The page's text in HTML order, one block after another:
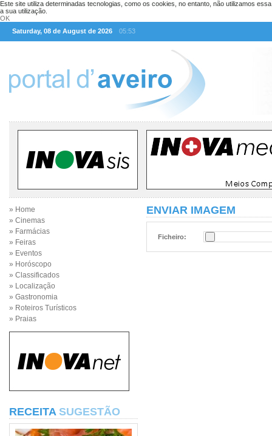
Este site utiliza determinadas tecnologias, como os cookies, no entanto, não utilizamos
a sua utilização.
OK
Saturday, 08 de August de 2026
05:53
» Home
» Cinemas
» Farmácias
» Feiras
» Eventos
» Horóscopo
» Classificados
» Localização
» Gastronomia
» Roteiros Turísticos
» Praias
RECEITA SUGESTÃO
ENVIAR IMAGEM
Ficheiro: